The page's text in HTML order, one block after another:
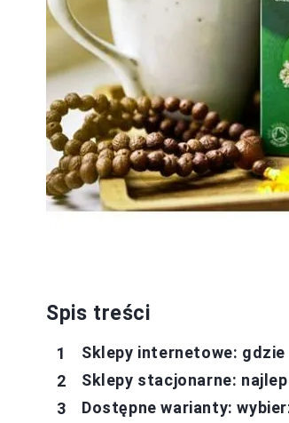
Spis treści
Sklepy internetowe:
Sklepy stacjonarne:
Dostępne warianty: